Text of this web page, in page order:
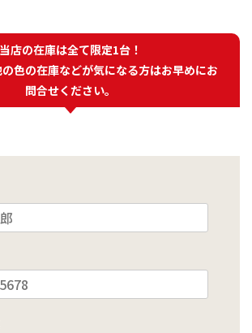
当店の在庫は全て限定1台！
色の在庫などが気になる方はお早めにお
問合せください。